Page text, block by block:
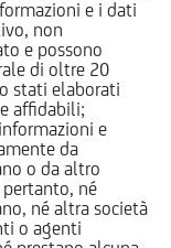
e i dati
non
e possono
di oltre 20
stati elaborati
affidabili;
e
da
o da altro
né
né altra società
o agenti